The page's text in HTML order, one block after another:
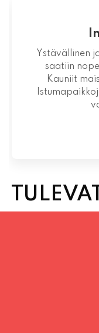
Ystävällinen
saatiin
Kauniit